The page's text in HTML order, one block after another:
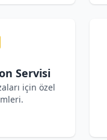
Servisi
için özel